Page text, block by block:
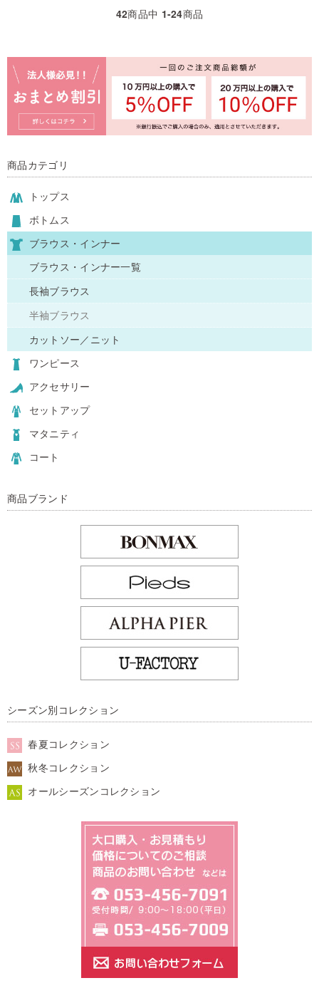
42商品中 1-24商品
商品カテゴリ
トップス
ボトムス
ブラウス・インナー
ブラウス・インナー一覧
長袖ブラウス
半袖ブラウス
カットソー／ニット
ワンピース
アクセサリー
セットアップ
マタニティ
コート
商品ブランド
シーズン別コレクション
春夏コレクション
秋冬コレクション
オールシーズンコレクション